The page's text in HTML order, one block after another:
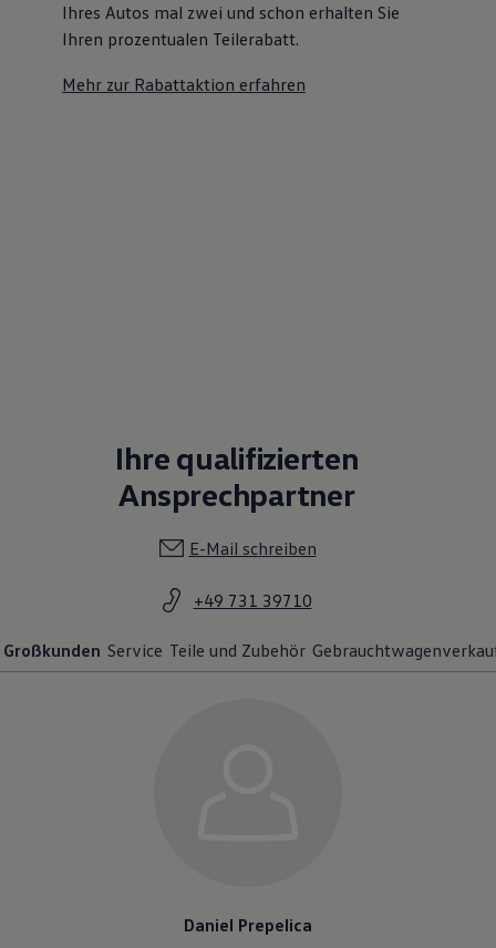
Ihres Autos mal zwei und schon erhalten Sie
Ihren prozentualen Teilerabatt.
Mehr zur Rabattaktion erfahren
Ihre qualifizierten
Ansprechpartner
E-Mail schreiben
+49 731 39710
Großkunden Service Teile und Zubehör
Daniel Prepelica